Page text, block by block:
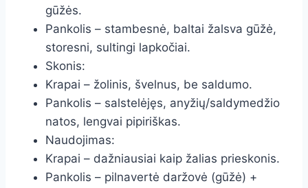
gūžės.
Pankolis – stambesnė, baltai žalsva gūžė,
storesni, sultingi lapkočiai.
Skonis:
Krapai – žolinis, švelnus, be saldumo.
Pankolis – salstelėjęs, anyžių/saldymedžio
natos, lengvai pipiriškas.
Naudojimas:
Krapai – dažniausiai kaip žalias prieskonis.
Pankolis – pilnavertė daržovė (gūžė) +